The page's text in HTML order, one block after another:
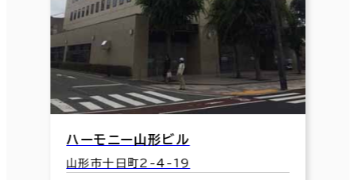
ハーモニー山形ビル
山形市十日町2-4-19